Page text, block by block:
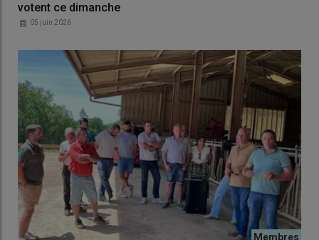
votent ce dimanche
05 juin 2026